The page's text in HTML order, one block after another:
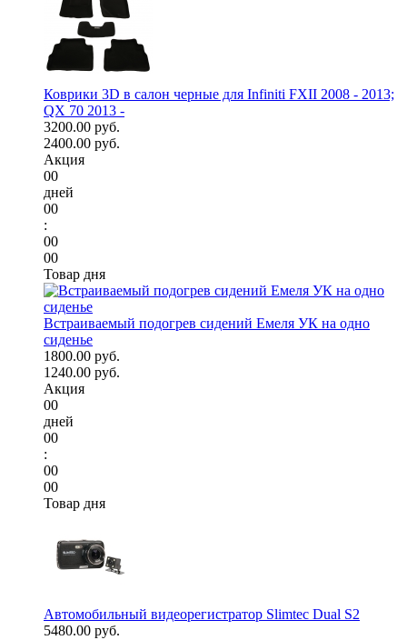
Коврики 3D в салон черные для Infiniti FXII 2008 - 2013;
QX 70 2013 -
3200.00 руб.
2400.00 руб.
Акция
00
дней
00
:
00
00
Товар дня
Встраиваемый подогрев сидений Емеля УК на одно
сиденье
1800.00 руб.
1240.00 руб.
Акция
00
дней
00
:
00
00
Товар дня
Автомобильный видеорегистратор Slimtec Dual S2
5480.00 руб.